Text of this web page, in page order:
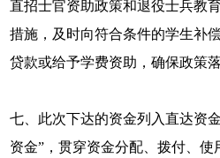
直招士官资助政策和退役士兵教
措施，及时向符合条件的学生补
贷款或给予学费资助，确保政策落
七、此次下达的资金列入直达资
资金”，贯穿资金分配、拨付、